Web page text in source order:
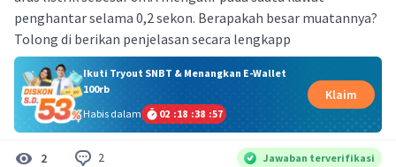
penghantar selama 0,2 sekon. Berapakah besar muatannya?
Tolong di berikan penjelasan secara lengkapp
Ikuti Tryout SNBT & Menangkan E-Wallet
100rb
Habis dalam
02 :18 :38 :57
Klaim
2 2 Jawaban terverifikasi